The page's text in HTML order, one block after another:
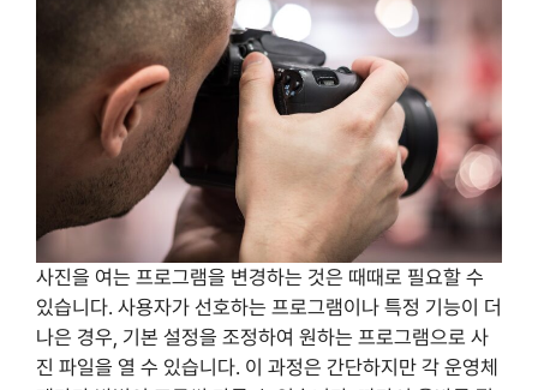
사진을 여는 프로그램을 변경하는 것은 때때로 필요할 수
있습니다. 사용자가 선호하는 프로그램이나 특정 기능이 더
나은 경우, 기본 설정을 조정하여 원하는 프로그램으로 사
진 파일을 열 수 있습니다. 이 과정은 간단하지만 각 운영체